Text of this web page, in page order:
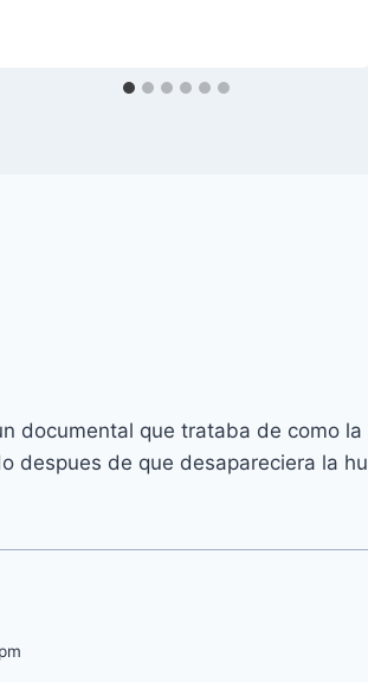
documental que trataba de como
despues de que desapareciera la